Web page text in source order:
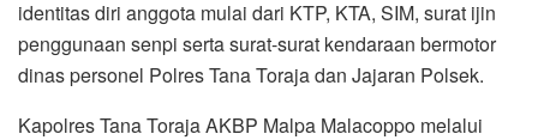
identitas diri anggota mulai dari KTP, KTA, SIM, surat ijin
penggunaan senpi serta surat-surat kendaraan bermotor
dinas personel Polres Tana Toraja dan Jajaran Polsek.
Kapolres Tana Toraja AKBP Malpa Malacoppo melalui